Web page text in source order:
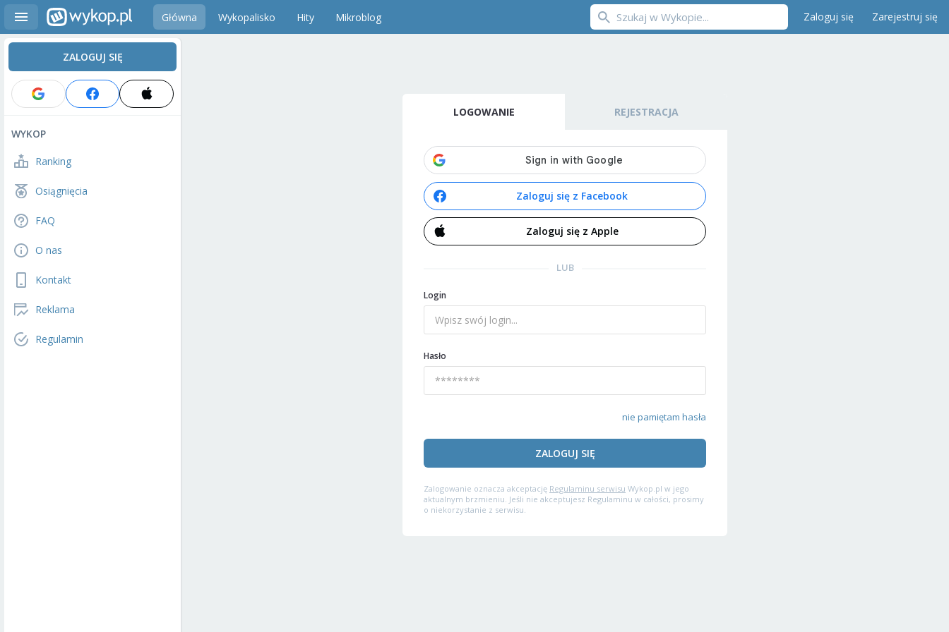
Główna Wykopalisko Hity Mikroblog Zaloguj się Zarejestruj się
ZALOGUJ SIĘ
WYKOP
Ranking
Osiągnięcia
FAQ
O nas
Kontakt
Reklama
Regulamin
LOGOWANIE REJESTRACJA
Zaloguj się z Facebook
Zaloguj się z Apple
LUB
Login
Hasło
nie pamiętam hasła
ZALOGUJ SIĘ
Zalogowanie oznacza akceptację Regulaminu serwisu Wykop.pl w jego
aktualnym brzmieniu. Jeśli nie akceptujesz Regulaminu w całości, prosimy
o niekorzystanie z serwisu.